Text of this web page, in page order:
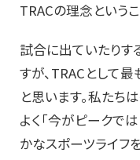
TRACの理念というこ
試合に出ていたりす
すが、TRACとして
と思います。私たち
よく「今がピークで
かなスポーツライフ